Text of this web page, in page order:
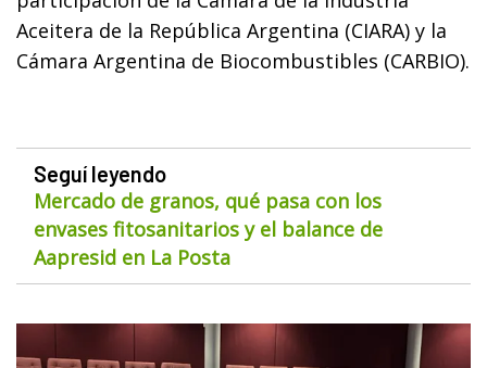
Aceitera de la República Argentina (CIARA) y la
Cámara Argentina de Biocombustibles (CARBIO).
Seguí leyendo
Mercado de granos, qué pasa con los
envases fitosanitarios y el balance de
Aapresid en La Posta